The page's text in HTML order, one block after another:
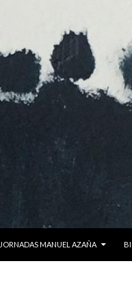
JORNADAS MANUEL AZAÑA